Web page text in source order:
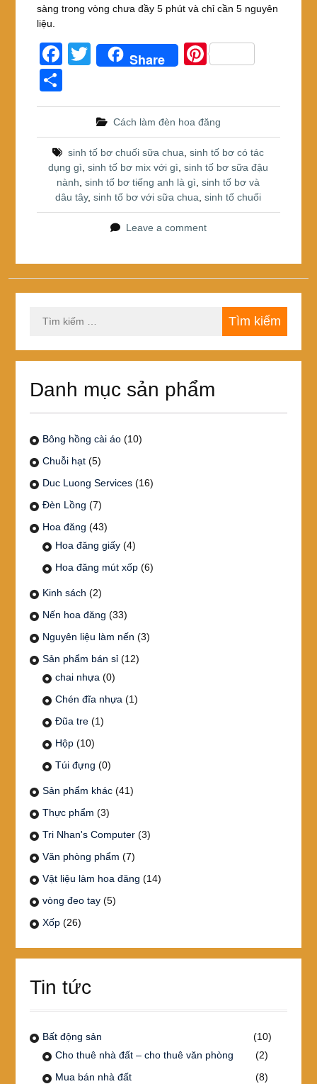
sàng trong vòng chưa đầy 5 phút và chỉ cần 5 nguyên
liệu.
F
a
c
b
o
o
k
T
er
Share
Pi
e
st
h
e
Cách làm đèn hoa đăng
sinh tố bơ chuối sữa chua ,sinh tố bơ có tác
dụng gì ,sinh tố bơ mix với gì ,sinh tố bơ sữa đậu
nành ,sinh tố bơ tiếng anh là gì ,sinh tố bơ và
dâu tây,sinh tố bơ với sữa chua ,sinh tố chuối
Leave a comment
kiếm
Danh mục sản phẩm
Bông hồng cài áo (10)
Chuỗi hạt (5)
Duc Luong Services (16)
Đèn Lồng (7)
Hoa đăng (43)
Hoa đăng giấy (4)
Hoa đăng mút xốp (6)
Kinh sách (2)
Nến hoa đăng (33)
Nguyên liệu làm nến (3)
Sản phẩm bán sỉ (12)
chai nhựa (0)
Chén đĩa nhựa (1)
Đũa tre (1)
Hộp (10)
Túi đựng (0)
Sản phẩm khác (41)
Thực phẩm (3)
Tri Nhan's Computer (3)
Văn phòng phẩm (7)
Vật liệu làm hoa đăng (14)
vòng đeo tay (5)
Xốp (26)
Tin tức
Bất động sản
(10)
Cho thuê nhà đất – cho thuê văn phòng
(2)
Mua bán nhà đất
(8)